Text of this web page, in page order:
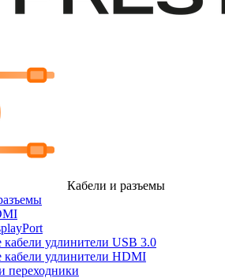
Кабели и разъемы
удлинители USB 3.0
кабели удлинители HDMI
переходники